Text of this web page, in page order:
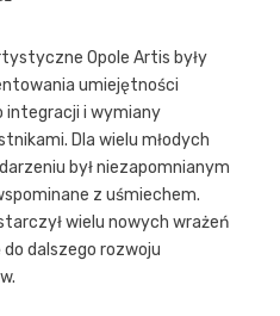
Opole Artis były
umiejętności
integracji i wymiany
Dla wielu młodych
był niezapomnianym
z uśmiechem.
wielu nowych wrażeń
dalszego rozwoju